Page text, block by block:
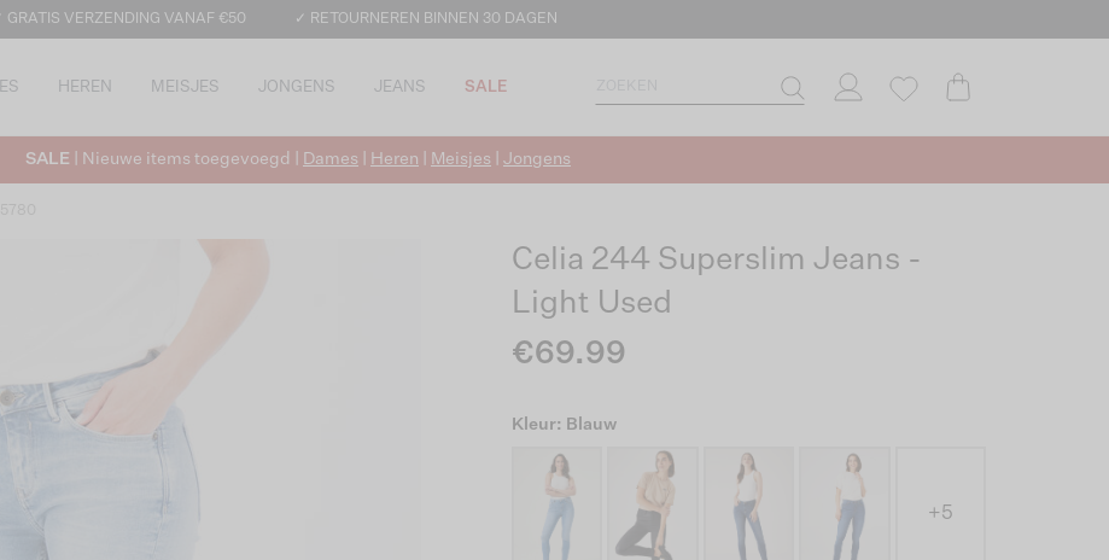
GRATIS VERZENDING VANAF €50 ✓ RETOURNEREN BINNEN 30 DAGEN
HEREN MEISJES JONGENS JEANS SALE
SALE | Nieuwe items toegevoegd | Dames Heren Meisjes Jongens
Celia 244 Superslim Jeans -
Light Used
€69.99
Kleur: Blauw
+5